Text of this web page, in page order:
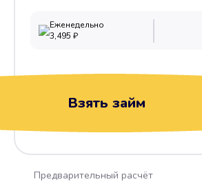
Еженедельно
3,495 ₽
Взять займ
Предварительный расчёт